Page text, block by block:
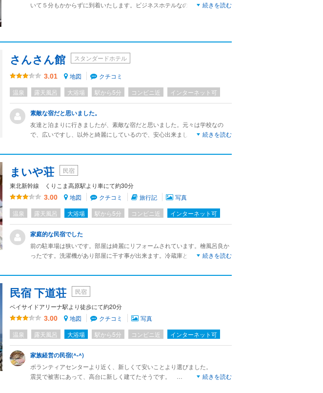
いて５分もかからずに到着いたします。ビジネスホテルなので部屋はとても
続きを読む
さんさん館 スタンダードホテル
3.01 地図
クチコミ
温泉
露天風呂 大浴場 駅から5分 コンビニ近 インターネット可
素敵な宿だと思いました。
友達と泊まりに行きましたが、素敵な宿だと思いました。元々は学校なの
で、広いですし、以外と綺麗にしているので、安心出来ました。対応が良か
す。
続きを読む
まいや荘
民宿
東北新幹線 くりこま高原駅より車にて約30分
3.00 地図 クチコミ 旅行記
写真
温泉
露天風呂 大浴場 駅から5分 コンビニ近 インターネット可
家庭的な民宿でした
前の駐車場は狭いです。部屋は綺麗にリフォームされています。檜風呂良か
ったです。洗濯機があり部屋に干す事が出来ます。冷蔵庫とテレビがありま
的ですごいボリュームがあります。店主さんの人柄が素晴らしいので、また
利用したいです。
続きを読む
民宿 下道荘
民宿
ベイサイドアリーナ駅より徒歩にて約20分
3.00 地図 クチコミ
写真
温泉
露天風呂 大浴場 駅から5分 コンビニ近 インターネット可
家族経営の民宿(^-^)
ボランティアセンターより近く、新しくて安いことより選びました。
震災で被害にあって、高台に新しく建てたそうです。
続きを読む